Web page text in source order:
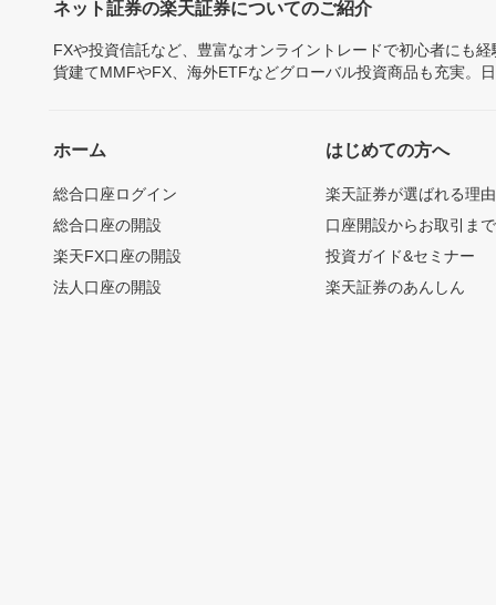
ネット証券の楽天証券についてのご紹介
FXや投資信託など、豊富なオンライントレードで初心者にも
貨建てMMFやFX、海外ETFなどグローバル投資商品も充実。
ホーム
総合口座ログイン
総合口座の開設
楽天FX口座の開設
法人口座の開設
はじめての方へ
楽天証券が選ばれる理由
口座開設からお取引ま
投資ガイド&セミナー
楽天証券のあんしん